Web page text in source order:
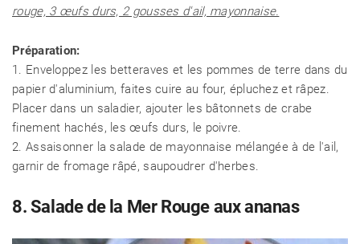
rouge, 3 œufs durs, 2 gousses d'ail, mayonnaise.
Préparation:
1. Enveloppez les betteraves et les pommes de terre dans du
papier d'aluminium, faites cuire au four, épluchez et râpez.
Placer dans un saladier, ajouter les bâtonnets de crabe
finement hachés, les œufs durs, le poivre.
2. Assaisonner la salade de mayonnaise mélangée à de l'ail,
garnir de fromage râpé, saupoudrer d'herbes.
8. Salade de la Mer Rouge aux ananas